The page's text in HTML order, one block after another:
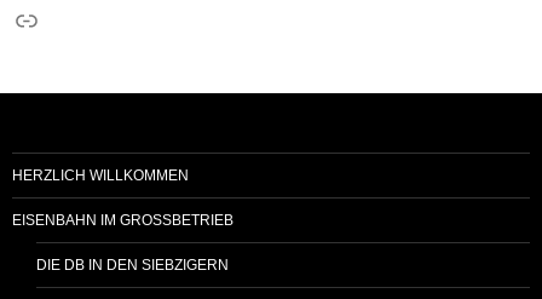
Link
HERZLICH WILLKOMMEN
EISENBAHN IM GROSSBETRIEB
DIE DB IN DEN SIEBZIGERN